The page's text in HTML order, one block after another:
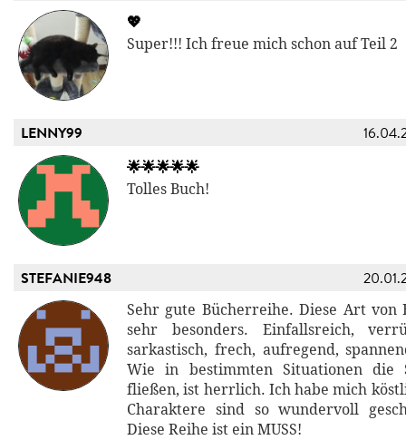
💖
Super!!! Ich freue mich schon auf Teil 2
LENNY99
🌟🌟🌟🌟🌟
Tolles Buch!
STEFANIE948
Sehr gute Bücherreihe. Diese Art
sehr besonders. Einfallsreich,
sarkastisch, frech, aufregend,
Wie in bestimmten Situationen die
fließen, ist herrlich. Ich habe mich
Charaktere sind so wundervoll
Diese Reihe ist ein MUSS!